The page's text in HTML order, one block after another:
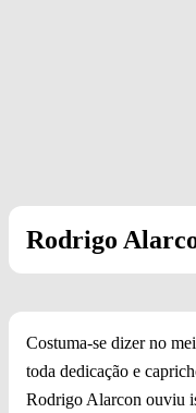
Rodrigo
Costuma-se dizer no
toda dedicação e
Rodrigo Alarcon ouviu